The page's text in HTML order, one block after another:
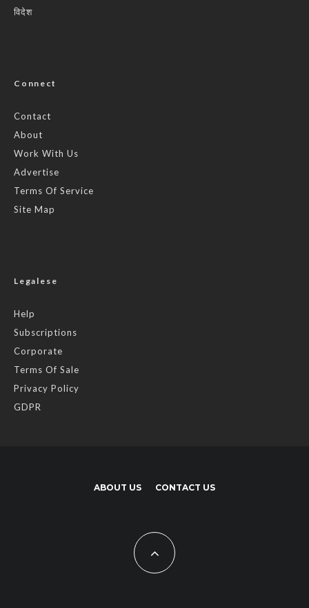
विदेश
Connect
Contact
About
Work With Us
Advertise
Terms Of Service
Site Map
Legalese
Help
Subscriptions
Corporate
Terms Of Sale
Privacy Policy
GDPR
ABOUT US CONTACT US